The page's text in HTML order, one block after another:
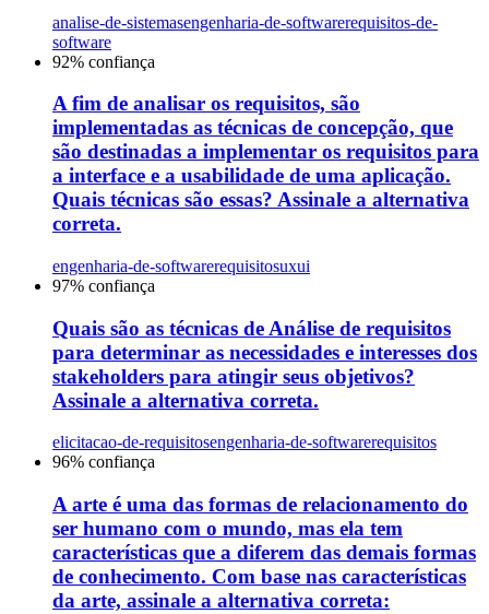
analise-de-sistemasengenharia-de-softwarerequisitos-de-
software
92% confiança
A fim de analisar os requisitos, são
implementadas as técnicas de concepção, que
são destinadas a implementar os requisitos para
a interface e a usabilidade de uma aplicação.
Quais técnicas são essas? Assinale a alternativa
correta.
engenharia-de-softwarerequisitosuxui
97% confiança
Quais são as técnicas de Análise de requisitos
para determinar as necessidades e interesses dos
stakeholders para atingir seus objetivos?
Assinale a alternativa correta.
elicitacao-de-requisitosengenharia-de-softwarerequisitos
96% confiança
A arte é uma das formas de relacionamento do
ser humano com o mundo, mas ela tem
características que a diferem das demais formas
de conhecimento. Com base nas características
da arte, assinale a alternativa correta: